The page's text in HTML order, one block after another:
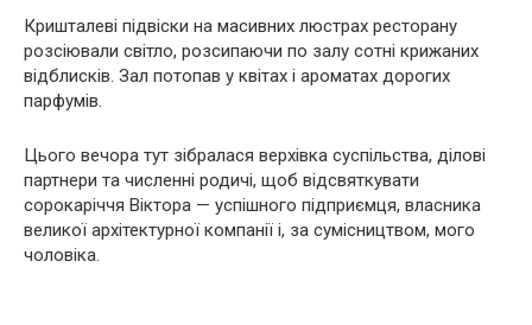
Кришталеві підвіски на масивних люстрах ресторану
розсіювали світло, розсипаючи по залу сотні крижаних
відблисків. Зал потопав у квітах і ароматах дорогих
парфумів.
Цього вечора тут зібралася верхівка суспільства, ділові
партнери та численні родичі, щоб відсвяткувати
сорокаріччя Віктора — успішного підприємця, власника
великої архітектурної компанії і, за сумісництвом, мого
чоловіка.